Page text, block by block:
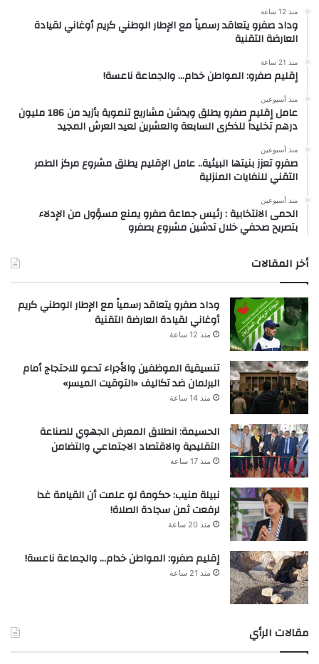
منذ 12 ساعة
وداد صفرو يتعاقد رسمياً مع الإطار الوطني كريم أوغاني لقيادة
العارضة التقنية
منذ 21 ساعة
إقليم صفرو: المواطن خدام… والجماعة ناعسة!
منذ أسبوعين
عامل إقليم صفرو يطلق ويدشن مشاريع تنموية بأزيد من 186 مليون
درهم تخليداً للذكرى السابعة والعشرين لعيد العرش المجيد
منذ أسبوعين
صفرو تعزز بنيتها البيئية.. عامل الإقليم يطلق مشروع مركز الطمر
التقني للنفايات المنزلية
منذ أسبوعين
الحمى الانتخابية : رئيس جماعة صفرو يمنع مسؤول من الإدلاء
بتصريح صحفي خلال تدشين مشروع بصفرو
أخر المقالات
وداد صفرو يتعاقد رسمياً مع الإطار الوطني كريم
أوغاني لقيادة العارضة التقنية
منذ 12 ساعة
تنسيقية الموظفين والأجراء تدعو للاحتجاج أمام
البرلمان ضد تكاليف «التوقيت الميسر»
منذ 14 ساعة
الحسيمة: انطلاق المعرض الجهوي للصناعة
التقليدية والاقتصاد الاجتماعي والتضامن
منذ 17 ساعة
نبيلة منيب: حكومة لو علمت أن القيامة غدا
لرفعت ثمن سجادة الصلاة!
منذ 20 ساعة
إقليم صفرو: المواطن خدام… والجماعة ناعسة!
منذ 21 ساعة
مقالات الرأي